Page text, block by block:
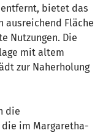
bietet das
ausreichend Fläche
Nutzungen. Die
mit altem
zur Naherholung
die
im Margaretha-